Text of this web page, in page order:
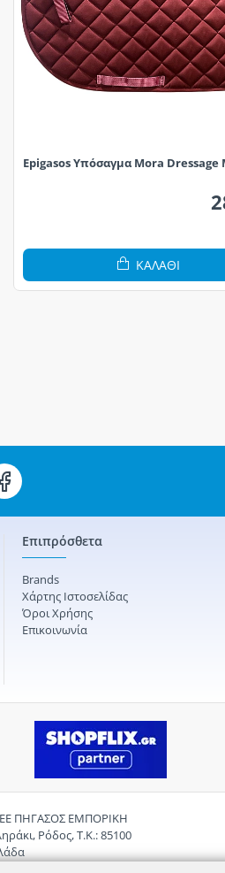
Epigasos Υπόσαγμα Mora
ΚΑΛΆΘΙ
Επιπρόσθετα
Brands
Χάρτης Ιστοσελίδας
Όροι Χρήσης
Επικοινωνία
ΠΗΓΑΣΟΣ ΕΜΠΟΡΙΚΗ
Ρόδος, Τ.Κ.: 85100